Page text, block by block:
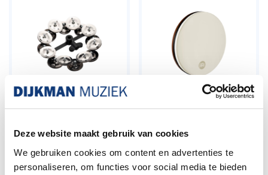
Deze website maakt gebruik van cookies
We gebruiken cookies om content en advertenties te
personaliseren, om functies voor social media te bieden
Tamboerijn
Prijs
€ 20,50 Prijs
€ 159,00